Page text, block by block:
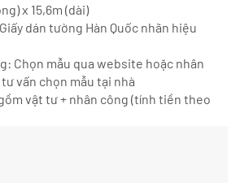
x 15,6m (dài)
dán tường Hàn Quốc nhãn hiệu
Chọn mẫu qua website hoặc nhân
vấn chọn mẫu tại nhà
vật tư + nhân công (tính tiền theo